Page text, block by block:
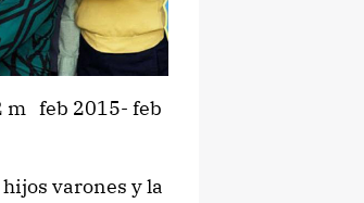
m feb 2015- feb
varones y la